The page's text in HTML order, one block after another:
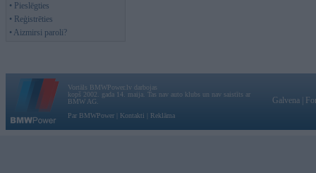
• Pieslēgties
• Reģistrēties
• Aizmirsi paroli?
Vortāls BMWPower.lv darbojas
kopš 2002. gada 14. maija. Tas nav auto klubs un nav saistīts ar
BMW AG.
Par BMWPower
Kontakti Reklāma
Galvena